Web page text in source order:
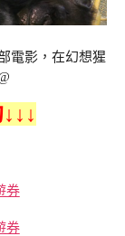
電影，在幻想猩
券
券